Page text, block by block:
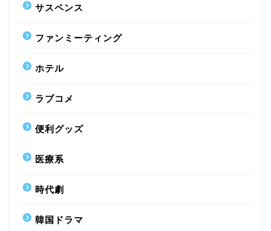
サスペンス
ファンミーティング
ホテル
ラブコメ
便利グッズ
医療系
時代劇
韓国ドラマ